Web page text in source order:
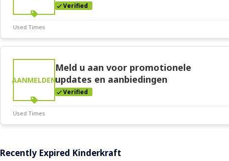
Verified
Used Times
Deal Stats
Expires:Mar-31-2026
AANMELDEN
Meld u aan voor promotionele
updates en aanbiedingen
Verified
Used Times
Recently Expired Kinderkraft